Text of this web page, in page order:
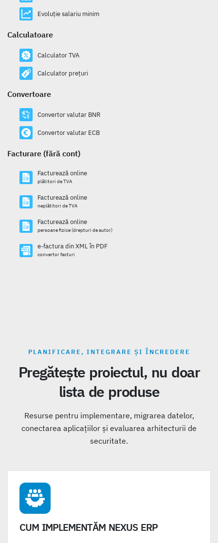
Evoluție salariu minim
Calculatoare
Calculator TVA
Calculator prețuri
Convertoare
Convertor valutar BNR
Convertor valutar ECB
Facturare (fără cont)
Facturează online
plătitori de TVA
Facturează online
neplătitori de TVA
Facturează online
persoane fizice (drepturi de autor)
e-factura din XML în PDF
convertor facturi
PLANIFICARE, INTEGRARE ȘI ÎNCREDERE
Pregătește proiectul, nu doar
lista de produse
Resurse pentru implementare, migrarea datelor,
conectarea aplicațiilor și evaluarea arhitecturii de
securitate.
CUM IMPLEMENTĂM NEXUS ERP